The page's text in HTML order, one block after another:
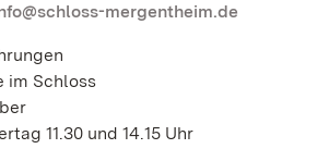
mergentheim.de
im Schloss
11.30 und 14.15 Uhr